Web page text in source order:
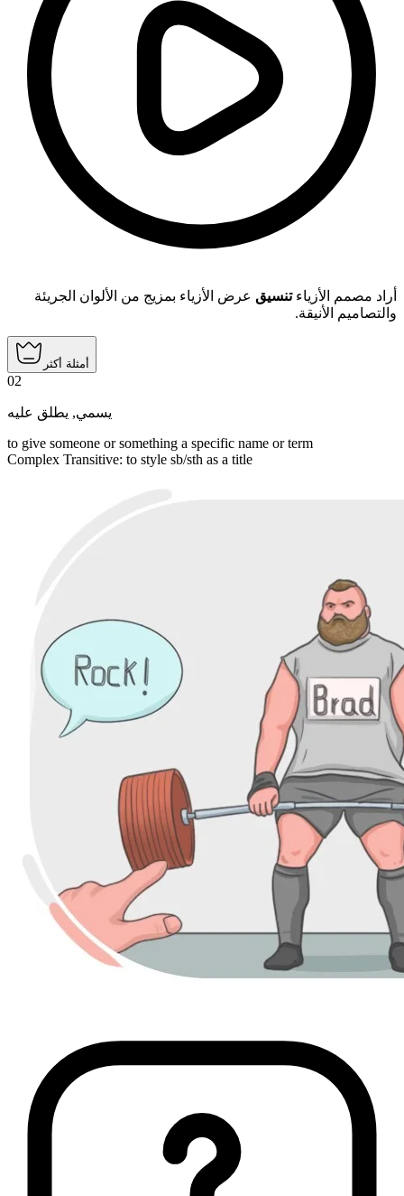
أراد مصمم الأزياءتنسيق عرض الأزياء بمزيج من الألوان الجريئة
والتصاميم الأنيقة.
أمثلة أكثر
02
يسمي, يطلق عليه
to give someone or something a specific name or term
Complex Transitive: to style sb/sth as a title